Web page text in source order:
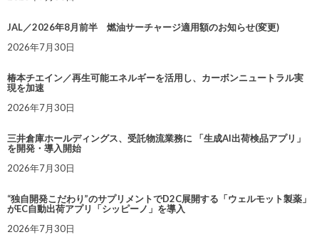
JAL／2026年8月前半 燃油サーチャージ適用額のお知らせ(変更)
2026年7月30日
椿本チエイン／再生可能エネルギーを活用し、カーボンニュートラル実
現を加速
2026年7月30日
三井倉庫ホールディングス、受託物流業務に 「生成AI出荷検品アプリ」
を開発・導入開始
2026年7月30日
“独自開発こだわり”のサプリメントでD2C展開する「ウェルモット製薬」
がEC自動出荷アプリ「シッピーノ」を導入
2026年7月30日